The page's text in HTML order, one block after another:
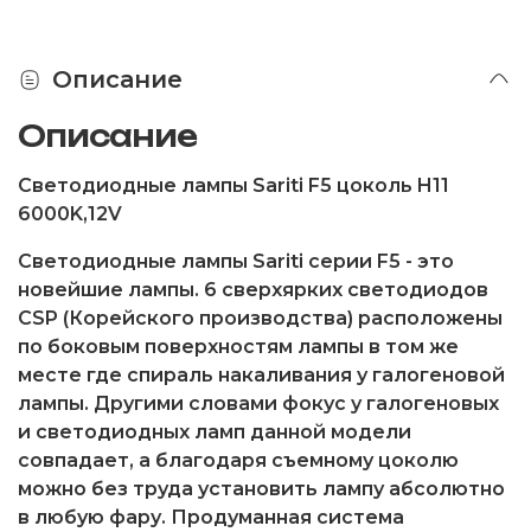
Описание
Описание
Cветодиодные лампы Sariti F5 цоколь H11
6000K,12V
Светодиодные лампы Sariti серии F5 - это
новейшие лампы. 6 сверхярких светодиодов
CSP (Корейского производства) расположены
по боковым поверхностям лампы в том же
месте где спираль накаливания у галогеновой
лампы. Другими словами фокус у галогеновых
и светодиодных ламп данной модели
совпадает, а благодаря съемному цоколю
можно без труда установить лампу абсолютно
в любую фару. Продуманная система